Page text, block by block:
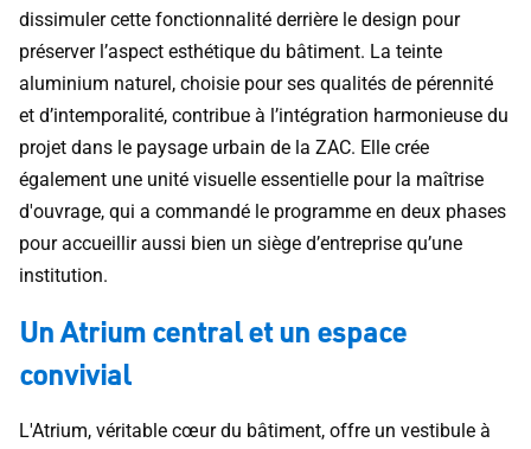
dissimuler cette fonctionnalité derrière le design pour
préserver l’aspect esthétique du bâtiment. La teinte
aluminium naturel, choisie pour ses qualités de pérennité
et d’intemporalité, contribue à l’intégration harmonieuse du
projet dans le paysage urbain de la ZAC. Elle crée
également une unité visuelle essentielle pour la maîtrise
d'ouvrage, qui a commandé le programme en deux phases
pour accueillir aussi bien un siège d’entreprise qu’une
institution.
Un Atrium central et un espace
convivial
L'Atrium, véritable cœur du bâtiment, offre un vestibule à